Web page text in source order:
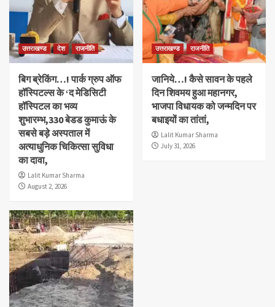
उत्तराखण्ड देश राजनीति
बिग ब्रेकिंग…! पार्क ग्रुप ऑफ
हॉस्पिटल्स के ‘द मेडिसिटी
हॉस्पिटल का भव्य
शुभारम्भ,330 बेडड कुमाऊं के
सबसे बड़े अस्पताल में
अत्याधुनिक चिकित्सा सुविधा
का दावा,
Lalit Kumar Sharma
August 2, 2026
उत्तराखण्ड राजनीति
जानिये…! कैसे सावन के पहले
दिन शिवमय हुआ महानगर,
भाजपा विधायक को जन्मदिन पर
बधाइयों का तांतां,
Lalit Kumar Sharma
July 31, 2026